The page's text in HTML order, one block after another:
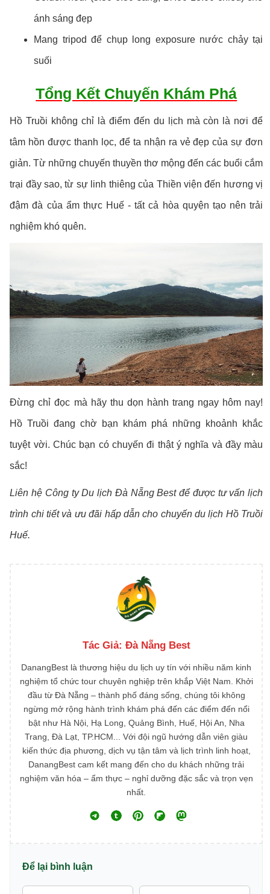
ánh sáng đẹp
Mang tripod để chụp long exposure nước chảy tại
suối
Tổng Kết Chuyến Khám Phá
Hồ Truồi không chỉ là điểm đến du lịch mà còn là nơi để
tâm hồn được thanh lọc, để ta nhận ra vẻ đẹp của sự đơn
giản. Từ những chuyến thuyền thơ mộng đến các buổi cắm
trại đầy sao, từ sự linh thiêng của Thiền viện đến hương vị
đậm đà của ẩm thực Huế - tất cả hòa quyện tạo nên trải
nghiệm khó quên.
Đừng chỉ đọc mà hãy thu dọn hành trang ngay hôm nay!
Hồ Truồi đang chờ bạn khám phá những khoảnh khắc
tuyệt vời. Chúc bạn có chuyến đi thật ý nghĩa và đầy màu
sắc!
Liên hệ Công ty Du lịch Đà Nẵng Best để được tư vấn lịch
trình chi tiết và ưu đãi hấp dẫn cho chuyến du lịch Hồ Truồi
Huế.
Tác Giả: Đà Nẵng Best
DanangBest là thương hiệu du lịch uy tín với nhiều năm kinh
nghiệm tổ chức tour chuyên nghiệp trên khắp Việt Nam. Khởi
đầu từ Đà Nẵng – thành phố đáng sống, chúng tôi không
ngừng mở rộng hành trình khám phá đến các điểm đến nổi
bật như Hà Nội, Hạ Long, Quảng Bình, Huế, Hội An, Nha
Trang, Đà Lạt, TP.HCM... Với đội ngũ hướng dẫn viên giàu
kiến thức địa phương, dịch vụ tận tâm và lịch trình linh hoạt,
DanangBest cam kết mang đến cho du khách những trải
nghiệm văn hóa – ẩm thực – nghỉ dưỡng đặc sắc và trọn vẹn
nhất.
Để lại bình luận